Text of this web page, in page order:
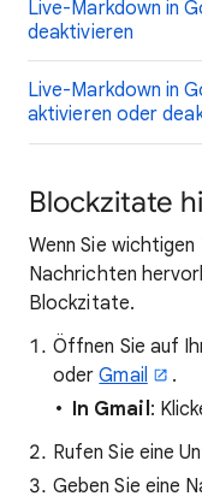
Live-Markdown in
deaktivieren
Live-Markdown in
aktivieren oder
Blockzitate
Wenn Sie
Nachrichten
Blockzitate.
Öffnen Sie auf
oderGmail
.
In Gmail:
Rufen Sie eine
Geben Sie eine